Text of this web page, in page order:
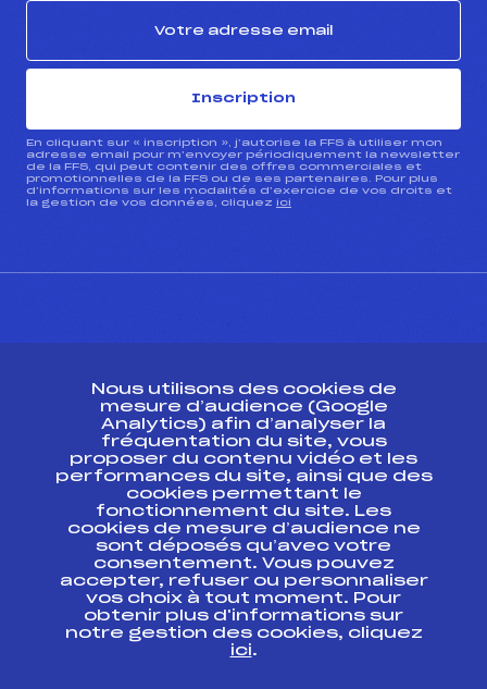
Inscription
En cliquant sur « inscription », j’autorise la FFS à utiliser mon
adresse email pour m’envoyer périodiquement la newsletter
de la FFS, qui peut contenir des offres commerciales et
promotionnelles de la FFS ou de ses partenaires. Pour plus
d’informations sur les modalités d’exercice de vos droits et
la gestion de vos données, cliquez ici
Ressources
Pass’Neige
Projet sportif fédéral
Projet de performance fédéral
Antidopage
Pôle Développement, Formation, Suivi
Scientifique
Listes ministérielles
Pôle vie de l’athlète
Enseignement professionnel
Nous utilisons des cookies de
mesure d’audience (Google
Analytics) afin d’analyser la
fréquentation du site, vous
proposer du contenu vidéo et les
performances du site, ainsi que des
cookies permettant le
fonctionnement du site. Les
cookies de mesure d’audience ne
sont déposés qu’avec votre
consentement. Vous pouvez
accepter, refuser ou personnaliser
vos choix à tout moment. Pour
obtenir plus d'informations sur
notre gestion des cookies, cliquez
ici.